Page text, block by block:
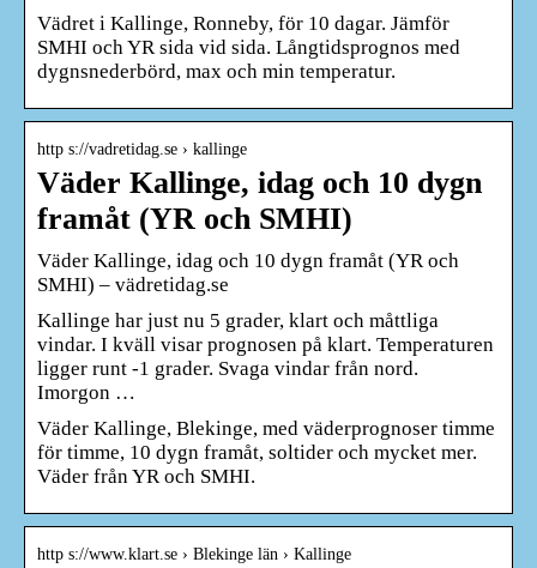
Vädret i Kallinge, Ronneby, för 10 dagar. Jämför
SMHI och YR sida vid sida. Långtidsprognos med
dygnsnederbörd, max och min temperatur.
http s://vadretidag.se › kallinge
Väder Kallinge, idag och 10 dygn
framåt (YR och SMHI)
Väder Kallinge, idag och 10 dygn framåt (YR och
SMHI) – vädretidag.se
Kallinge har just nu 5 grader, klart och måttliga
vindar. I kväll visar prognosen på klart. Temperaturen
ligger runt -1 grader. Svaga vindar från nord.
Imorgon …
Väder Kallinge, Blekinge, med väderprognoser timme
för timme, 10 dygn framåt, soltider och mycket mer.
Väder från YR och SMHI.
http s://www.klart.se › Blekinge län › Kallinge